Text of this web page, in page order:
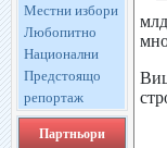
Местни избори
Любопитно
Национални
Предстоящо
репортаж
Партньори